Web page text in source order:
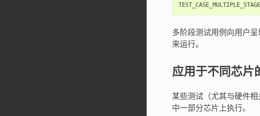
多阶段测试用例向用户
来运行。
应用于不同芯片
某些测试（尤其与硬件
中一部分芯片上执行。